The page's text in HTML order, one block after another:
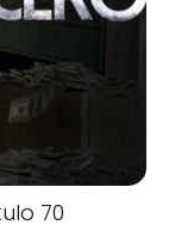
70